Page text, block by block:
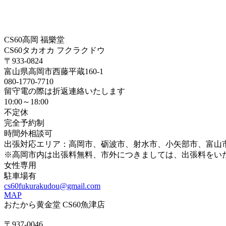
CS60高岡 福樂堂
CS60タカオカ フクラクドウ
〒933-0824
富山県高岡市西藤平蔵160-1
080-1770-7710
留守電の際は折返連絡いたします
10:00～18:00
不定休
完全予約制
時間外相談可
出張対応エリア：高岡市、砺波市、射水市、小矢部市、富山
※高岡市内は出張料無料、市外につきましては、出張料をい
女性専用
駐車場有
cs60fukurakudou@gmail.com
MAP
おたから黄金堂 CS60魚津店
〒937-0046